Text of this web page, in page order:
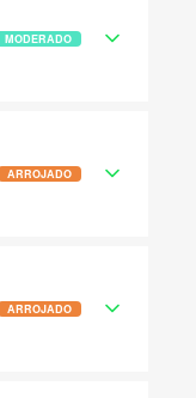
MODERADO
ARROJADO
ARROJADO